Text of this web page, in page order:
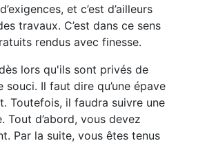
et c’est d’ailleurs
travaux. C’est dans ce sens
rendus avec finesse.
lors qu'ils sont privés de
Il faut dire qu’une épave
Toutefois, il faudra suivre une
Tout d’abord, vous devez
Par la suite, vous êtes tenus